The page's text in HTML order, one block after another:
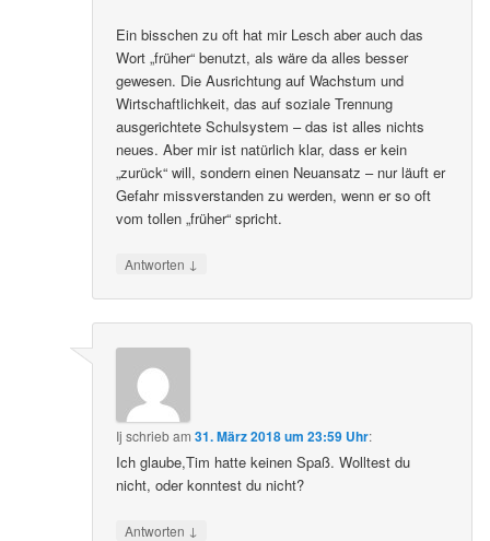
Ein bisschen zu oft hat mir Lesch aber auch das
Wort „früher“ benutzt, als wäre da alles besser
gewesen. Die Ausrichtung auf Wachstum und
Wirtschaftlichkeit, das auf soziale Trennung
ausgerichtete Schulsystem – das ist alles nichts
neues. Aber mir ist natürlich klar, dass er kein
„zurück“ will, sondern einen Neuansatz – nur läuft er
Gefahr missverstanden zu werden, wenn er so oft
vom tollen „früher“ spricht.
Antworten ↓
Ij schriebam31. März 2018 um 23:59 Uhr:
Ich glaube,Tim hatte keinen Spaß. Wolltest du
nicht, oder konntest du nicht?
Antworten ↓